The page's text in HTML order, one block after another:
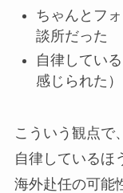
ちゃんとフ
談所だった
自律してい
感じられた）
こういう観点で
自律しているほ
海外赴任の可能